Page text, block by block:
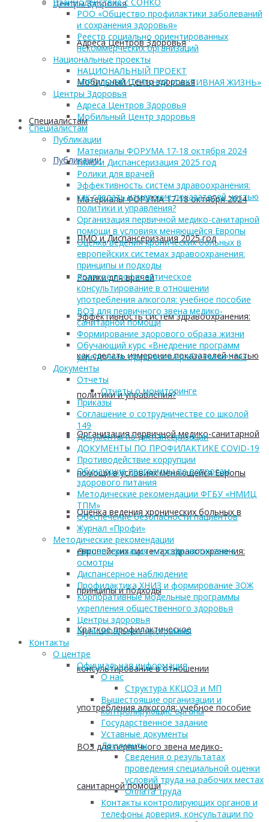
Центры Здоровья
Адреса Центров Здоровья
Мобильный Центр здоровья
Cпециалистам
Публикации
Материалы ФОРУМА 17-18 октября 2024
ПМО и Диспансеризация 2025 год
Ролики для врачей
Эффективность систем здравоохранения:
как сделать измерение показателей частью
политики и управления?
Организация первичной медико-санитарной
помощи в условиях меняющейся Европы
Оценка ведения хронических больных в
европейских системах здравоохранения:
принципы и подходы
Краткое профилактическое
консультирование в отношении
употребления алкоголя: учебное пособие
ВОЗ для первичного звена медико-
санитарной помощи
РОО «Общество профилактики заболеваний
и сохранения здоровья»
Реестр социально ориентированных
некоммерческих организаций
Национальные проекты
НАЦИОНАЛЬНЫЙ ПРОЕКТ
«ПРОДОЛЖИТЕЛЬНАЯ И АКТИВНАЯ ЖИЗНЬ»
Центры Здоровья
Адреса Центров Здоровья
Мобильный Центр здоровья
Cпециалистам
Публикации
Материалы ФОРУМА 17-18 октября 2024
ПМО и Диспансеризация 2025 год
Ролики для врачей
Эффективность систем здравоохранения:
как сделать измерение показателей частью
политики и управления?
Организация первичной медико-санитарной
помощи в условиях меняющейся Европы
Оценка ведения хронических больных в
европейских системах здравоохранения:
принципы и подходы
Краткое профилактическое
консультирование в отношении
употребления алкоголя: учебное пособие
ВОЗ для первичного звена медико-
санитарной помощи
Формирование здорового образа жизни
Обучающий курс «Внедрение программ
укрепления здоровья на рабочем месте»
Документы
Отчеты
Отчеты о мониторинге
Приказы
Соглашение о сотрудничестве со школой
149
Документы по диспансеризации
ДОКУМЕНТЫ ПО ПРОФИЛАКТИКЕ COVID-19
Противодействие коррупции
Обучающие программы по вопросам
здорового питания
Методические рекомендации ФГБУ «НМИЦ
ТПМ»
Обеспечение безопасности пациентов
Журнал «Профи»
Методические рекомендации
Диспансеризация и профилактические
осмотры
Диспансерное наблюдение
Профилактика ХНИЗ и формирование ЗОЖ
Корпоративные модельные программы
укрепления общественного здоровья
Центры здоровья
Муниципальные программы
Контакты
О центре
Официальная информация
О нас
Структура ККЦОЗ и МП
Вышестоящие организации и
контролирующие органы
Государственное задание
Уставные документы
Документы
Сведения о результатах
проведения специальной оценки
условий труда на рабочих местах
Оплата труда
Контакты контролирующих органов и
телефоны доверия, консультации по